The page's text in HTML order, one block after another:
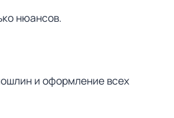
нюансов.
и оформление всех